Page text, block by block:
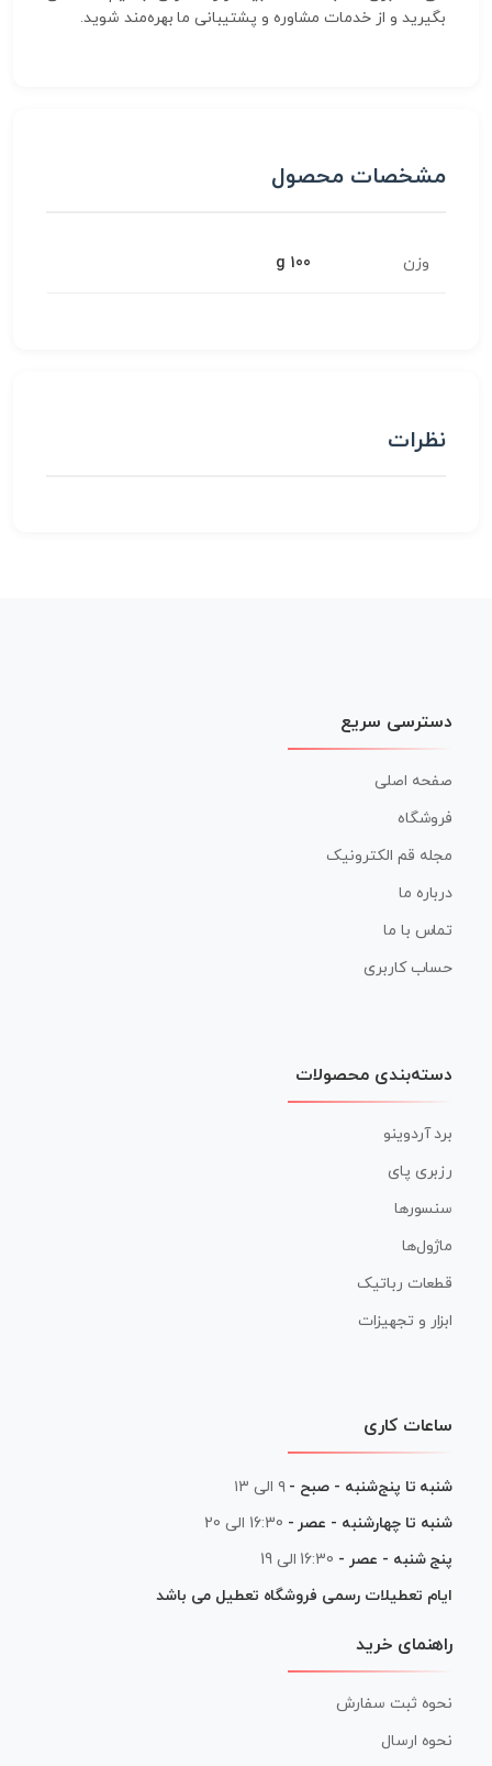
بگیرید و از خدمات مشاوره و پشتیبانی ما بهره‌مند شوید.
مشخصات محصول
وزن 100 g
نظرات
دسترسی سریع
صفحه اصلی
فروشگاه
مجله قم الکترونیک
درباره ما
تماس با ما
حساب کاربری
دسته‌بندی محصولات
برد آردوینو
رزبری پای
سنسورها
ماژول‌ها
قطعات رباتیک
ابزار و تجهیزات
ساعات کاری
شنبه تا پنج‌شنبه - صبح - ۹ الی ۱۳
شنبه تا چهارشنبه - عصر - 16:30 الی 20
پنج شنبه - عصر - 16:30 الی 19
ایام تعطیلات رسمی فروشگاه تعطیل می باشد
راهنمای خرید
نحوه ثبت سفارش
نحوه ارسال